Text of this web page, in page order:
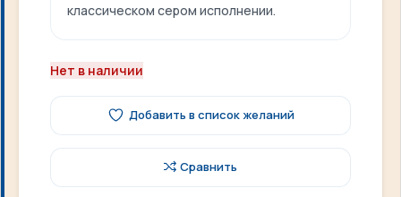
классическом сером исполнении.
Нет в наличии
Добавить в список желаний
Сравнить